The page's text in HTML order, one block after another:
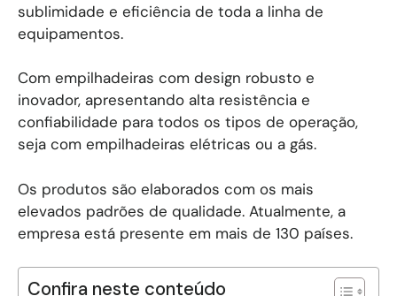
sublimidade e eficiência de toda a linha de
equipamentos.
Com empilhadeiras com design robusto e
inovador, apresentando alta resistência e
confiabilidade para todos os tipos de operação,
seja com empilhadeiras elétricas ou a gás.
Os produtos são elaborados com os mais
elevados padrões de qualidade. Atualmente, a
empresa está presente em mais de 130 países.
Confira neste conteúdo